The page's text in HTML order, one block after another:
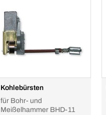
Kohlebürsten
für Bohr- und
Meißelhammer BHD-11